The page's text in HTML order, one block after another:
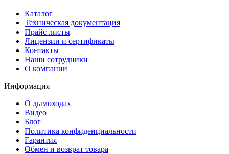
Каталог
Техническая документация
Прайс листы
Лицензии и сертификаты
Контакты
Наши сотрудники
О компании
Информация
О дымоходах
Видео
Блог
Политика конфиденциальности
Гарантия
Обмен и возврат товара